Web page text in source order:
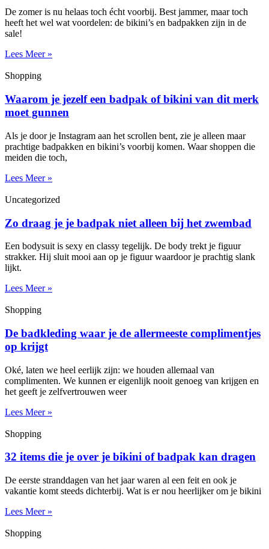
De zomer is nu helaas toch écht voorbij. Best jammer, maar toch
heeft het wel wat voordelen: de bikini’s en badpakken zijn in de
sale!
Lees Meer »
Shopping
Waarom je jezelf een badpak of bikini van dit merk
moet gunnen
Als je door je Instagram aan het scrollen bent, zie je alleen maar
prachtige badpakken en bikini’s voorbij komen. Waar shoppen die
meiden die toch,
Lees Meer »
Uncategorized
Zo draag je je badpak niet alleen bij het zwembad
Een bodysuit is sexy en classy tegelijk. De body trekt je figuur
strakker. Hij sluit mooi aan op je figuur waardoor je prachtig slank
lijkt.
Lees Meer »
Shopping
De badkleding waar je de allermeeste complimentjes
op krijgt
Oké, laten we heel eerlijk zijn: we houden allemaal van
complimenten. We kunnen er eigenlijk nooit genoeg van krijgen en
het geeft je zelfvertrouwen weer
Lees Meer »
Shopping
32 items die je over je bikini of badpak kan dragen
De eerste stranddagen van het jaar waren al een feit en ook je
vakantie komt steeds dichterbij. Wat is er nou heerlijker om je bikini
Lees Meer »
Shopping